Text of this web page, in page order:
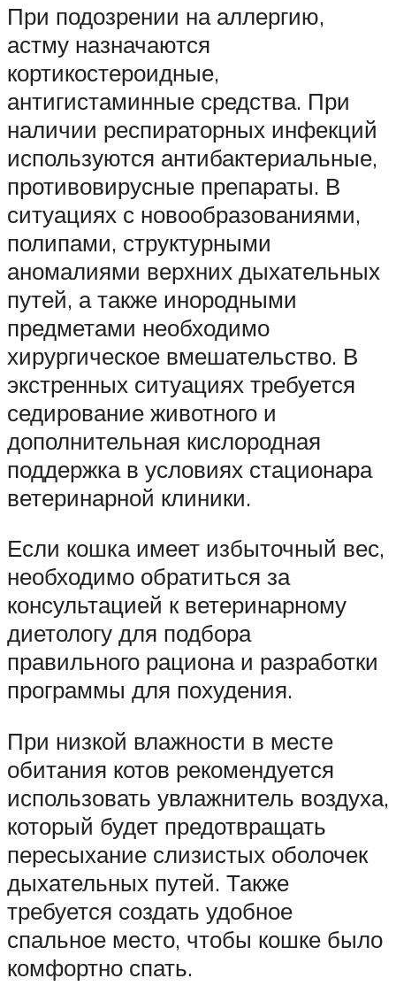
При подозрении на аллергию,
астму назначаются
кортикостероидные,
антигистаминные средства. При
наличии респираторных инфекций
используются антибактериальные,
противовирусные препараты. В
ситуациях с новообразованиями,
полипами, структурными
аномалиями верхних дыхательных
путей, а также инородными
предметами необходимо
хирургическое вмешательство. В
экстренных ситуациях требуется
седирование животного и
дополнительная кислородная
поддержка в условиях стационара
ветеринарной клиники.
Если кошка имеет избыточный вес,
необходимо обратиться за
консультацией к ветеринарному
диетологу для подбора
правильного рациона и разработки
программы для похудения.
При низкой влажности в месте
обитания котов рекомендуется
использовать увлажнитель воздуха,
который будет предотвращать
пересыхание слизистых оболочек
дыхательных путей. Также
требуется создать удобное
спальное место, чтобы кошке было
комфортно спать.